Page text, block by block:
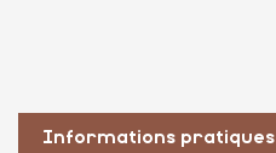
Informations pratiques